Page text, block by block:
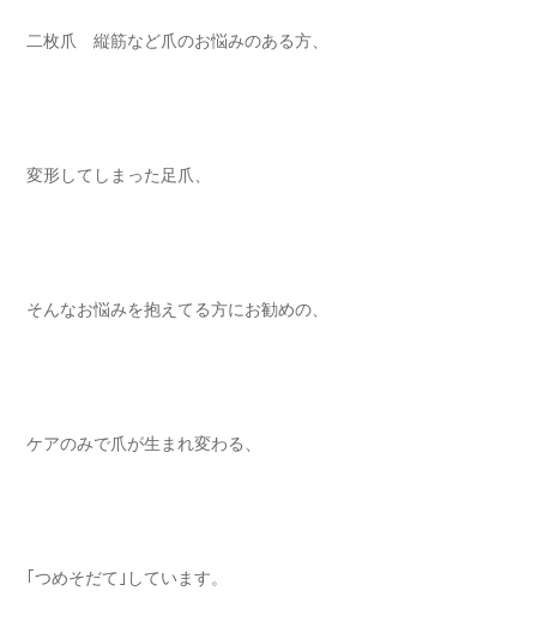
二枚爪 縦筋など爪のお悩みのある方⁡⁡⁡⁡、
変形してしまった足爪、 ⁡⁡⁡⁡
そんなお悩みを抱えてる方にお勧めの⁡、
ケアのみで爪が生まれ変わる⁡、
｢つめそだて｣しています。⁡